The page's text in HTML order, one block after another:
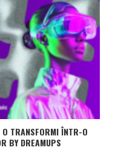
TRANSFORMI ÎNTR-O
BY DREAMUPS